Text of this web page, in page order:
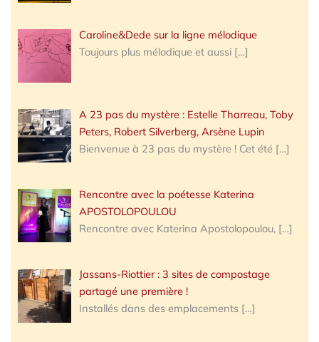
Caroline&Dede sur la ligne mélodique
Toujours plus mélodique et aussi […]
A 23 pas du mystère : Estelle Tharreau, Toby
Peters, Robert Silverberg, Arsène Lupin
Bienvenue à 23 pas du mystère ! Cet été […]
Rencontre avec la poétesse Katerina
APOSTOLOPOULOU
Rencontre avec Katerina Apostolopoulou, […]
Jassans-Riottier : 3 sites de compostage
partagé une première !
Installés dans des emplacements […]